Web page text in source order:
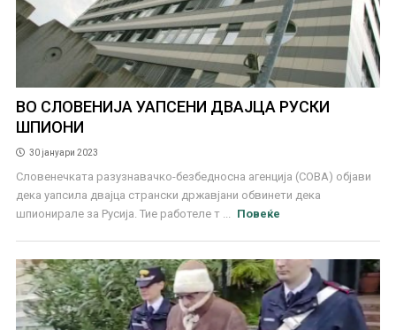
ВО СЛОВЕНИЈА УАПСЕНИ ДВАЈЦА РУСКИ
ШПИОНИ
30 јануари 2023
Словенечката разузнавачко-безбедносна агенција (СОВА) објави
дека уапсила двајца странски државјани обвинети дека
шпионирале за Русија. Тие работеле т ...
Повеќе